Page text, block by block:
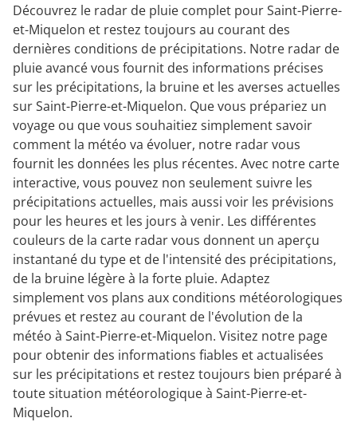
Découvrez le radar de pluie complet pour Saint-Pierre-
et-Miquelon et restez toujours au courant des
dernières conditions de précipitations. Notre radar de
pluie avancé vous fournit des informations précises
sur les précipitations, la bruine et les averses actuelles
sur Saint-Pierre-et-Miquelon. Que vous prépariez un
voyage ou que vous souhaitiez simplement savoir
comment la météo va évoluer, notre radar vous
fournit les données les plus récentes. Avec notre carte
interactive, vous pouvez non seulement suivre les
précipitations actuelles, mais aussi voir les prévisions
pour les heures et les jours à venir. Les différentes
couleurs de la carte radar vous donnent un aperçu
instantané du type et de l'intensité des précipitations,
de la bruine légère à la forte pluie. Adaptez
simplement vos plans aux conditions météorologiques
prévues et restez au courant de l'évolution de la
météo à Saint-Pierre-et-Miquelon. Visitez notre page
pour obtenir des informations fiables et actualisées
sur les précipitations et restez toujours bien préparé à
toute situation météorologique à Saint-Pierre-et-
Miquelon.